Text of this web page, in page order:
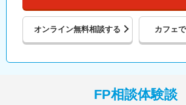
オンライン無料相談する カフェで
FP相談体験談